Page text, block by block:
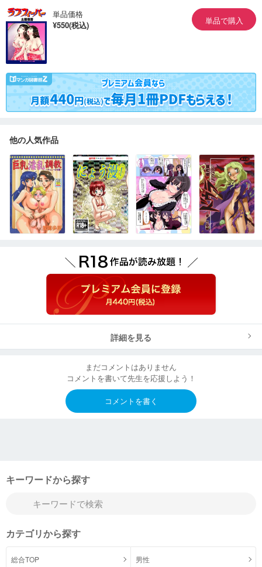
単品価格
¥550(税込)
単品で購入
他の人気作品
詳細を見る
まだコメントはありません
コメントを書いて先生を応援しよう！
コメントを書く
キーワードから探す
カテゴリから探す
総合TOP 男性